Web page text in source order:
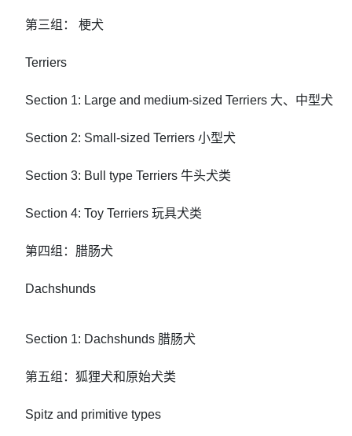
第三组： 梗犬
Terriers
Section 1: Large and medium-sized Terriers 大、中型犬
Section 2: Small-sized Terriers 小型犬
Section 3: Bull type Terriers 牛头犬类
Section 4: Toy Terriers 玩具犬类
第四组：腊肠犬
Dachshunds
Section 1: Dachshunds 腊肠犬
第五组：狐狸犬和原始犬类
Spitz and primitive types